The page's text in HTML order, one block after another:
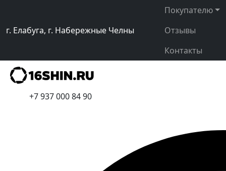
г. Елабуга, г. Набережные Челны
Покупателю
Отзывы
Контакты
+7 937 000 84 90